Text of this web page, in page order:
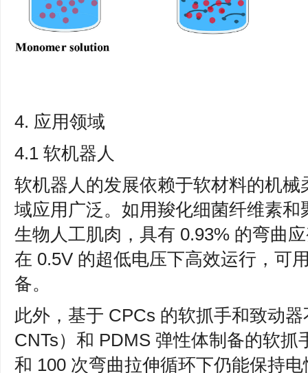
4. 应用领域
4.1 软机器人
软机器人的发展依赖于软材料的机
域应用广泛。如用羧化细菌纤维素
生物人工肌肉，具有 0.93% 的弯曲
在 0.5V 的超低电压下高效运行，可
备。
此外，基于 CPCs 的软抓手和致动
CNTs）和 PDMS 弹性体制备的软抓
和 100 次弯曲拉伸循环下仍能保持